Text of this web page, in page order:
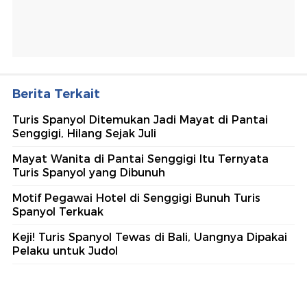
Berita Terkait
Turis Spanyol Ditemukan Jadi Mayat di Pantai
Senggigi, Hilang Sejak Juli
Mayat Wanita di Pantai Senggigi Itu Ternyata
Turis Spanyol yang Dibunuh
Motif Pegawai Hotel di Senggigi Bunuh Turis
Spanyol Terkuak
Keji! Turis Spanyol Tewas di Bali, Uangnya Dipakai
Pelaku untuk Judol